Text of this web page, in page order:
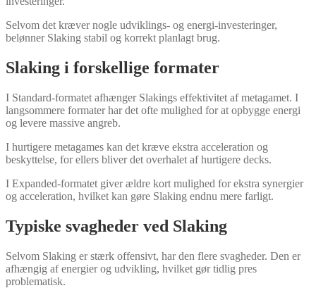
Selvom det kræver nogle udviklings- og energi-investeringer,
belønner Slaking stabil og korrekt planlagt brug.
Slaking i forskellige formater
I Standard-formatet afhænger Slakings effektivitet af metagamet. I
langsommere formater har det ofte mulighed for at opbygge energi
og levere massive angreb.
I hurtigere metagames kan det kræve ekstra acceleration og
beskyttelse, for ellers bliver det overhalet af hurtigere decks.
I Expanded-formatet giver ældre kort mulighed for ekstra synergier
og acceleration, hvilket kan gøre Slaking endnu mere farligt.
Typiske svagheder ved Slaking
Selvom Slaking er stærk offensivt, har den flere svagheder. Den er
afhængig af energier og udvikling, hvilket gør tidlig pres
problematisk.